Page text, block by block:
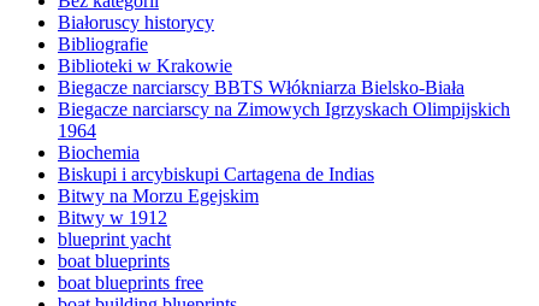
Białoruscy historycy
Bibliografie
Biblioteki w Krakowie
Biegacze narciarscy BBTS Włókniarza Bielsko-Biała
Biegacze narciarscy na Zimowych Igrzyskach Olimpijskich
1964
Biochemia
Biskupi i arcybiskupi Cartagena de Indias
Bitwy na Morzu Egejskim
Bitwy w 1912
blueprint yacht
boat blueprints
boat blueprints free